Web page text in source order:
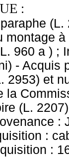
:
montage
960 a ) ;
- Acquis
2953) et
la
(L.
:
:
: